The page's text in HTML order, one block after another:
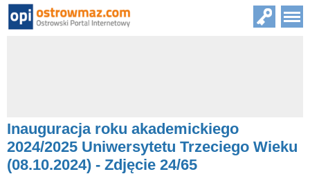
Inauguracja roku akademickiego
2024/2025 Uniwersytetu Trzeciego Wieku
(08.10.2024) - Zdjęcie 24/65